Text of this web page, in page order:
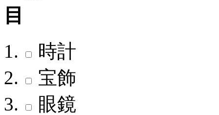
時計
宝飾
眼鏡